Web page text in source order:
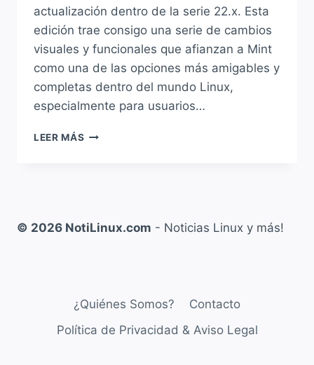
actualización dentro de la serie 22.x. Esta
edición trae consigo una serie de cambios
visuales y funcionales que afianzan a Mint
como una de las opciones más amigables y
completas dentro del mundo Linux,
especialmente para usuarios…
LEER MÁS LINUX
DISPONIBLE
MENÚ
Y
MEJORAS
© 2026 NotiLinux.com - Noticias Linux y más!
¿Quiénes Somos?
Contacto
Política de Privacidad & Aviso Legal